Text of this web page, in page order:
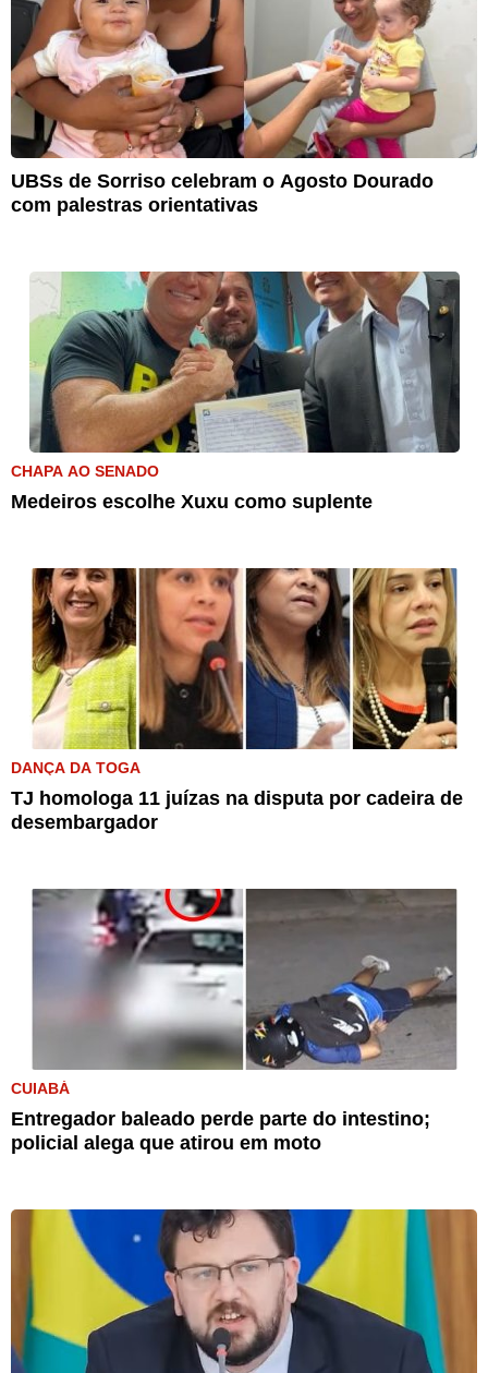
UBSs de Sorriso celebram o Agosto Dourado
com palestras orientativas
CHAPA AO SENADO
Medeiros escolhe Xuxu como suplente
DANÇA DA TOGA
TJ homologa 11 juízas na disputa por cadeira de
desembargador
CUIABÁ
Entregador baleado perde parte do intestino;
policial alega que atirou em moto